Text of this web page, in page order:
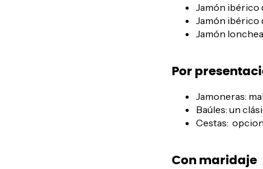
Jamón ibérico
Jamón ibérico
Jamón
Por
Jamoneras:
Baúles: un
Cestas:
Con maridaje